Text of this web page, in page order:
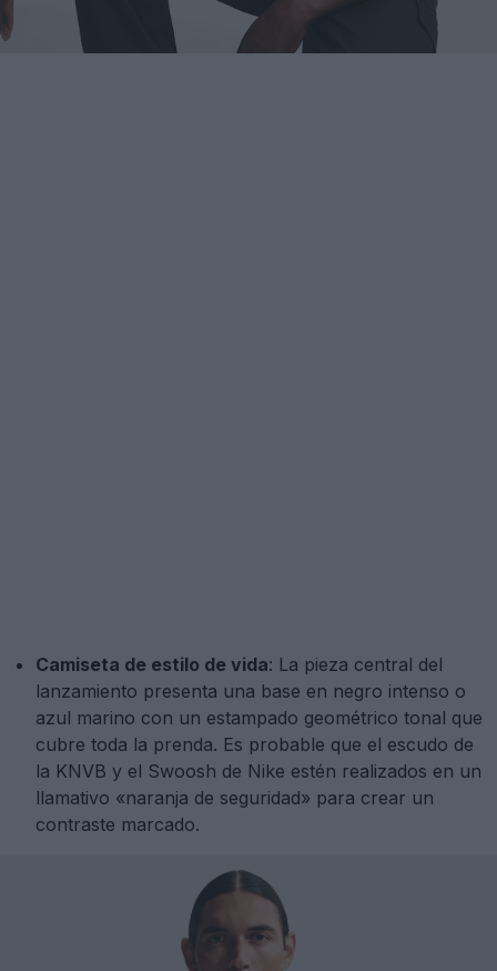
Camiseta de estilo de vida: La pieza central del
lanzamiento presenta una base en negro intenso o
azul marino con un estampado geométrico tonal que
cubre toda la prenda. Es probable que el escudo de
la KNVB y el Swoosh de Nike estén realizados en un
llamativo «naranja de seguridad» para crear un
contraste marcado.